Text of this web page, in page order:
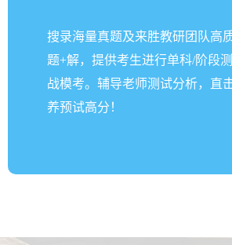
搜录海量真题及来胜教研团队高
题+解，提供考生进行单科/阶段
战模考。辅导老师测试分析，直
养预试高分！